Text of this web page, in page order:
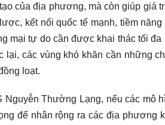
của địa phương, mà còn giúp giá
kết nối quốc tế mạnh, tiềm
mại tự do cần được khai thác tối
lại, các vùng khó khăn cần những
loạt.
Nguyễn Thường Lạng, nếu các mô
để nhân rộng ra các địa phương